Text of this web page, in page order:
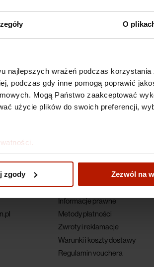
O
najlepszych wrażeń podczas
podczas gdy inne pomogą poprawić
Mogą Państwo zaakceptować
użycie plików do swoich preferencji,
zgody Zezwól na
Dla klienta
Polityka prywatności
Informacje prawne
Metody płatności
Zwroty i reklamacje
Warunki i koszty dostawy
Regulamin vouchera